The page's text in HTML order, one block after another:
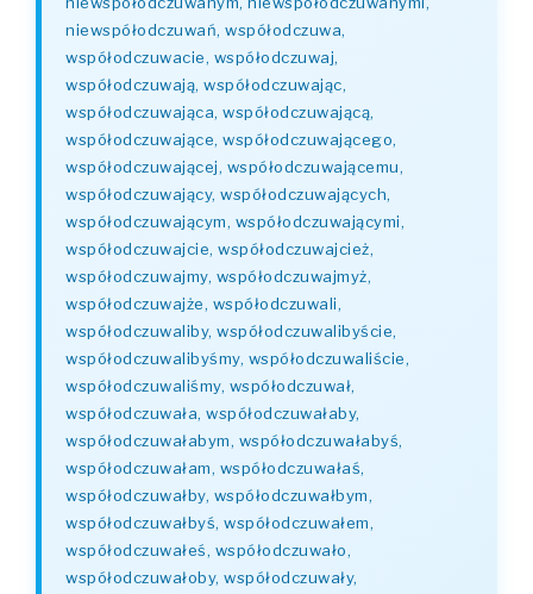
niewspółodczuwań, współodczuwa,
współodczuwacie, współodczuwaj,
współodczuwają, współodczuwając,
współodczuwająca, współodczuwającą,
współodczuwające, współodczuwającego,
współodczuwającej, współodczuwającemu,
współodczuwający, współodczuwających,
współodczuwającym, współodczuwającymi,
współodczuwajcie, współodczuwajcież,
współodczuwajmy, współodczuwajmyż,
współodczuwajże, współodczuwali,
współodczuwaliby, współodczuwalibyście,
współodczuwalibyśmy, współodczuwaliście,
współodczuwaliśmy, współodczuwał,
współodczuwała, współodczuwałaby,
współodczuwałabym, współodczuwałabyś,
współodczuwałam, współodczuwałaś,
współodczuwałby, współodczuwałbym,
współodczuwałbyś, współodczuwałem,
współodczuwałeś, współodczuwało,
współodczuwałoby, współodczuwały,